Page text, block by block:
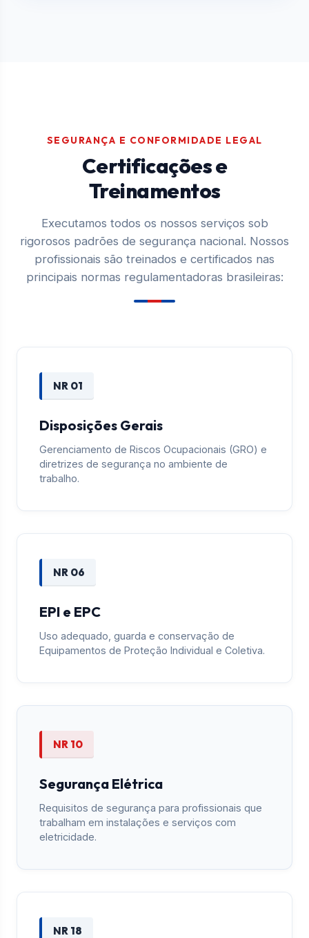
SEGURANÇA E CONFORMIDADE LEGAL
Certificações e
Treinamentos
Executamos todos os nossos serviços sob
rigorosos padrões de segurança nacional. Nossos
profissionais são treinados e certificados nas
principais normas regulamentadoras brasileiras:
NR 01
Disposições Gerais
Gerenciamento de Riscos Ocupacionais (GRO) e
diretrizes de segurança no ambiente de
trabalho.
NR 06
EPI e EPC
Uso adequado, guarda e conservação de
Equipamentos de Proteção Individual e Coletiva.
NR 10
Segurança Elétrica
Requisitos de segurança para profissionais que
trabalham em instalações e serviços com
eletricidade.
NR 18